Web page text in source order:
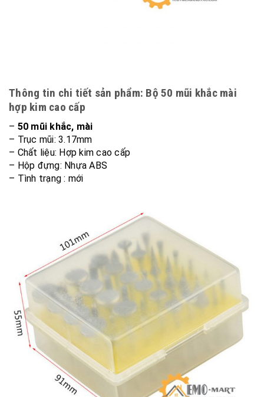
Thông tin chi tiết sản phẩm: Bộ 50 mũi khắc mài
hợp kim cao cấp
– 50 mũi khắc, mài
– Trục mũi: 3.17mm
– Chất liệu: Hợp kim cao cấp
– Hộp đựng: Nhựa ABS
– Tình trạng : mới